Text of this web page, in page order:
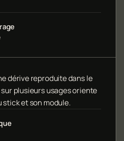
dérive reproduite dans le
plusieurs usages oriente
stick et son module.